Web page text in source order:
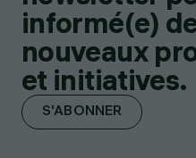
informé(e)
nouveaux
et initiatives.
S'ABONNER